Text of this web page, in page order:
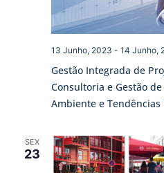
Gestão Integrada de
Consultoria e Gestão
Ambiente e Tendências
13 Junho, 2023 - 14 Junho,
SEX
23